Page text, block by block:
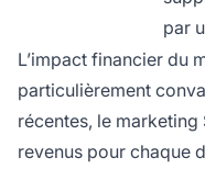
par
L’impact financier du
particulièrement
récentes, le marketing
revenus pour chaque